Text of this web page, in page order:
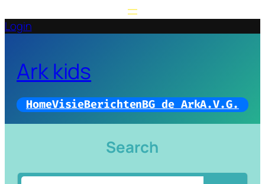
Login
Ark kids
HomeVisieBerichtenBG de ArkA.V.G.
Search